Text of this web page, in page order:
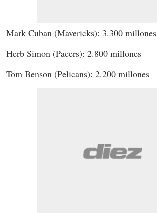
Mark Cuban (Mavericks): 3.300 millones
Herb Simon (Pacers): 2.800 millones
Tom Benson (Pelicans): 2.200 millones